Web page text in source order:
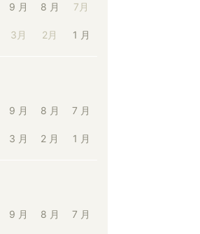
9 月 8 月 7月
3月 2月 1 月
9 月 8 月 7 月
3 月 2 月 1 月
9 月 8 月 7 月